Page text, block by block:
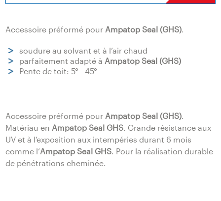
Accessoire préformé pour Ampatop Seal (GHS)
soudure au solvant et à l’air chaud
parfaitement adapté à Ampatop Seal (GHS)
Pente de toit: 5° - 45°
Accessoire préformé pour Ampatop Seal (GHS)
Matériau en Ampatop Seal GHS . Grande résistance aux
UV et à l’exposition aux intempéries durant 6 mois
comme l’Ampatop Seal GHS . Pour la réalisation durable
de pénétrations cheminée.